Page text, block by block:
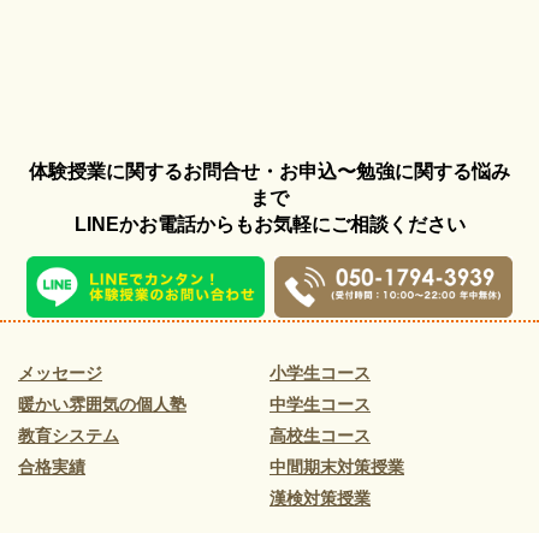
体験授業に関するお問合せ・お申込〜勉強に関する悩み
まで
LINEかお電話からもお気軽にご相談ください
メッセージ
暖かい雰囲気の個人塾
教育システム
合格実績
小学生コース
中学生コース
高校生コース
中間期末対策授業
漢検対策授業